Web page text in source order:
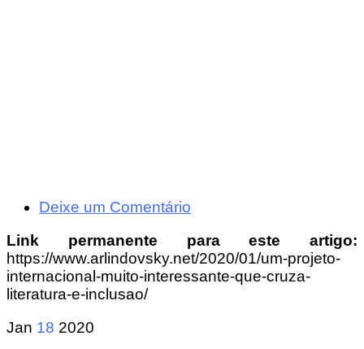
Deixe um Comentário
Link permanente para este artigo:
https://www.arlindovsky.net/2020/01/um-projeto-
internacional-muito-interessante-que-cruza-
literatura-e-inclusao/
Jan 18 2020